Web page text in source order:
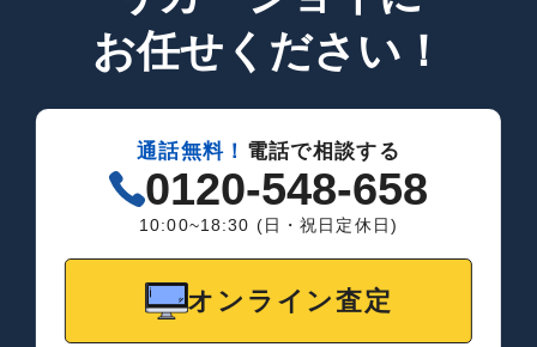
お任せください！
通話無料！ 電話で相談する
0120-548-658
10:00~18:30 (日・祝日定休日)
オンライン査定